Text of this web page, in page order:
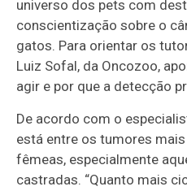
universo dos pets com
conscientização sobre o
gatos. Para orientar os
Luiz Sofal, da Oncozoo,
agir e por que a detecção
De acordo com o
está entre os tumores
fêmeas, especialmente
castradas. “Quanto mais